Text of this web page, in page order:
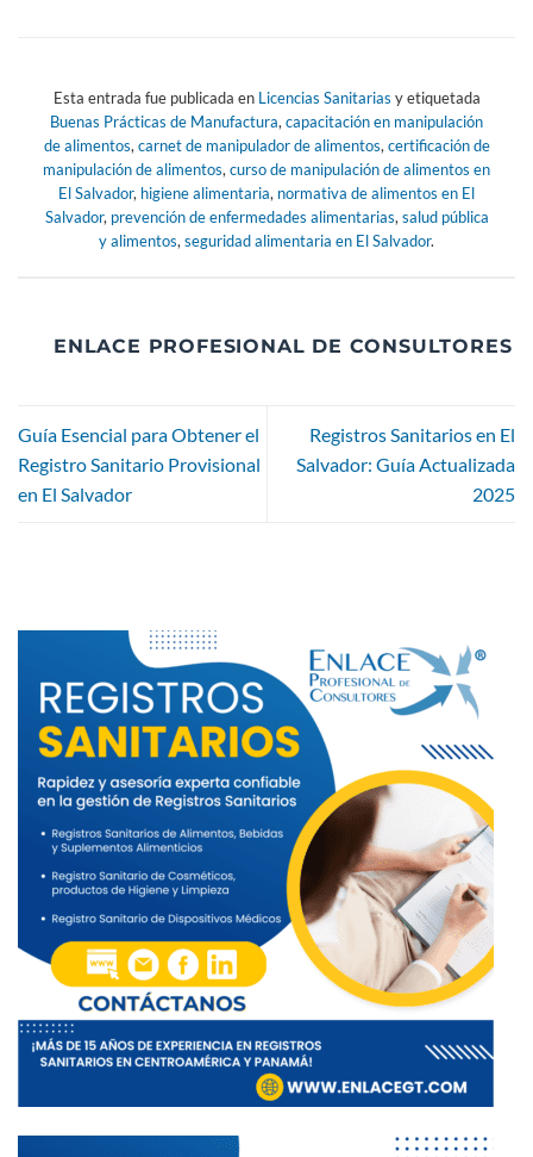
Esta entrada fue publicada en Licencias Sanitarias y etiquetada
Buenas Prácticas de Manufactura, capacitación en manipulación
de alimentos, carnet de manipulador de alimentos, certificación de
manipulación de alimentos, curso de manipulación de alimentos en
El Salvador, higiene alimentaria, normativa de alimentos en El
Salvador, prevención de enfermedades alimentarias, salud pública
y alimentos, seguridad alimentaria en El Salvador.
ENLACE PROFESIONAL DE CONSULTORES
Guía Esencial para Obtener el
Registro Sanitario Provisional
en El Salvador
Registros Sanitarios en El
Salvador: Guía Actualizada
2025